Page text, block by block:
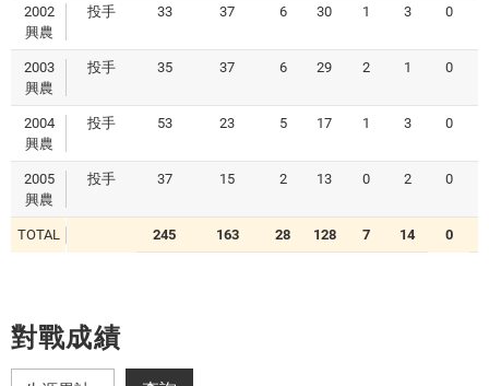
2002
興農
投手 33 37 6 30 1 3 0
2003
興農
投手 35 37 6 29 2 1 0
2004
興農
投手 53 23 5 17 1 3 0
2005
興農
投手 37 15 2 13 0 2 0
TOTAL 245 163 28 128 7 14 0
對戰成績